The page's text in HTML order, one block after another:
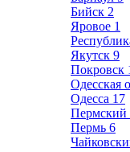
Бийск 2
Яровое 1
Якутск 9
Покровск
Одесская
Одесса 17
Пермский
Пермь 6